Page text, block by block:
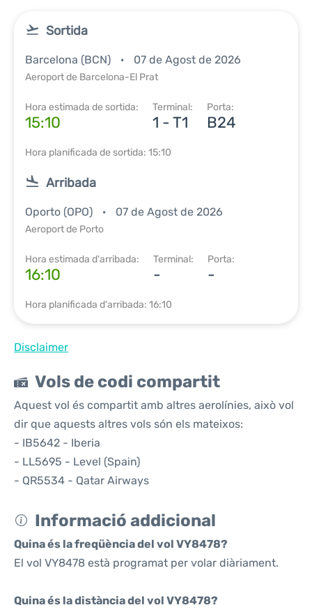
Sortida
Barcelona (BCN) 07 de Agost de 2026
Aeroport de Barcelona-El Prat
Hora estimada de sortida:
15:10
Terminal:
1 - T1
Porta:
B24
Hora planificada de sortida: 15:10
Arribada
Oporto (OPO) 07 de Agost de 2026
Aeroport de Porto
Hora estimada d'arribada:
16:10
Terminal:
-
Porta:
-
Hora planificada d'arribada: 16:10
Disclaimer
Vols de codi compartit
Aquest vol és compartit amb altres aerolínies, això vol
dir que aquests altres vols són els mateixos:
- IB5642 - Iberia
- LL5695 - Level (Spain)
- QR5534 - Qatar Airways
Informació addicional
Quina és la freqüència del vol VY8478?
El vol VY8478 està programat per volar diàriament.
Quina és la distància del vol VY8478?